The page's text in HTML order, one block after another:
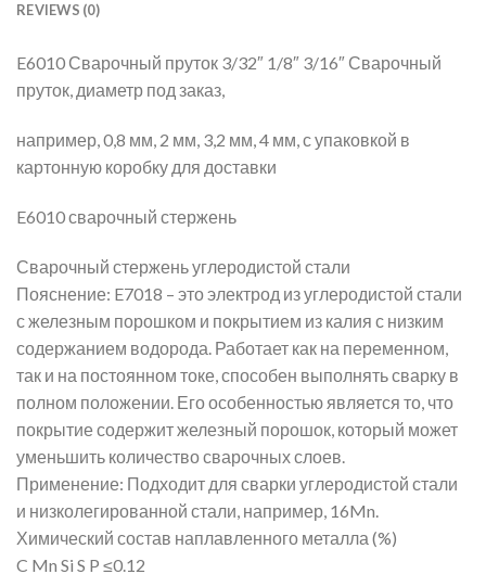
REVIEWS (0)
E6010 Сварочный пруток 3/32″ 1/8″ 3/16″ Сварочный
пруток, диаметр под заказ,
например, 0,8 мм, 2 мм, 3,2 мм, 4 мм, с упаковкой в
картонную коробку для доставки
E6010 сварочный стержень
Сварочный стержень углеродистой стали
Пояснение: E7018 – это электрод из углеродистой стали
с железным порошком и покрытием из калия с низким
содержанием водорода. Работает как на переменном,
так и на постоянном токе, способен выполнять сварку в
полном положении. Его особенностью является то, что
покрытие содержит железный порошок, который может
уменьшить количество сварочных слоев.
Применение: Подходит для сварки углеродистой стали
и низколегированной стали, например, 16Mn.
Химический состав наплавленного металла (%)
C Mn Si S P ≤0.12